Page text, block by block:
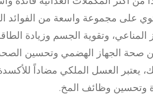
على مجموعة واسعة من الفوائد
وتقوية الجسم وزيادة
صحة الجهاز الهضمي وتحسين
يعتبر العسل الملكي مضاداً
وتحسين وظائف المخ.